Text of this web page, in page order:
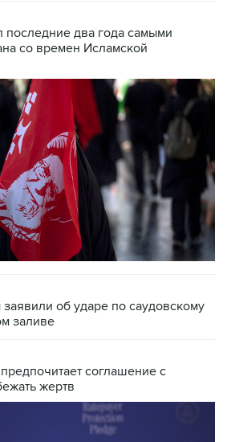
последние два года самыми
со времен Исламской
об ударе по саудовскому
заливе
соглашение с
жертв